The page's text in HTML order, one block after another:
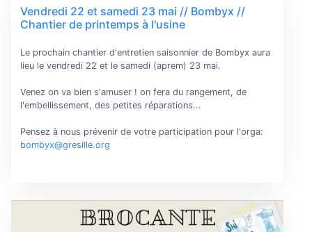
Vendredi 22 et samedi 23 mai // Bombyx //
Chantier de printemps à l'usine
Le prochain chantier d'entretien saisonnier de Bombyx aura
lieu le vendredi 22 et le samedi (aprem) 23 mai.
Venez on va bien s'amuser ! on fera du rangement, de
l'embellissement, des petites réparations...
Pensez à nous prévenir de votre participation pour l'orga:
bombyx@gresille.org